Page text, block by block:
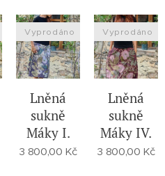
Lněná
sukně
Máky I.
Vyprodáno
3 800,00 Kč
Lněná
sukně
Máky IV.
Vyprodáno
3 800,00 Kč